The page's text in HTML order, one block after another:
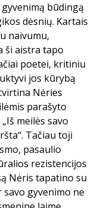
būdingą
dėsnių. Kartais
naivumu,
ši aistra tapo
poetei, kritiniu
jos kūrybą
Nėries
parašyto
meilės savo
Tačiau toji
pasaulio
rezistencijos
Nėris tapatino su
savo gyvenimo ne